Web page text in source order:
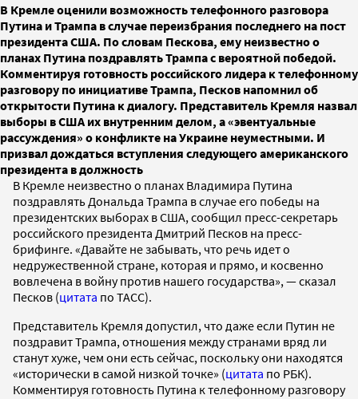
В Кремле оценили возможность телефонного разговора
Путина и Трампа в случае переизбрания последнего на пост
президента США. По словам Пескова, ему неизвестно о
планах Путина поздравлять Трампа с вероятной победой.
Комментируя готовность российского лидера к телефонному
разговору по инициативе Трампа, Песков напомнил об
открытости Путина к диалогу. Представитель Кремля назвал
выборы в США их внутренним делом, а «эвентуальные
рассуждения» о конфликте на Украине неуместными. И
призвал дождаться вступления следующего американского
президента в должность
В Кремле неизвестно о планах Владимира Путина
поздравлять Дональда Трампа в случае его победы на
президентских выборах в США, сообщил пресс-секретарь
российского президента Дмитрий Песков на пресс-
брифинге. «Давайте не забывать, что речь идет о
недружественной стране, которая и прямо, и косвенно
вовлечена в войну против нашего государства», — сказал
Песков (цитата по ТАСС).
Представитель Кремля допустил, что даже если Путин не
поздравит Трампа, отношения между странами вряд ли
станут хуже, чем они есть сейчас, поскольку они находятся
«исторически в самой низкой точке» (цитата по РБК).
Комментируя готовность Путина к телефонному разговору